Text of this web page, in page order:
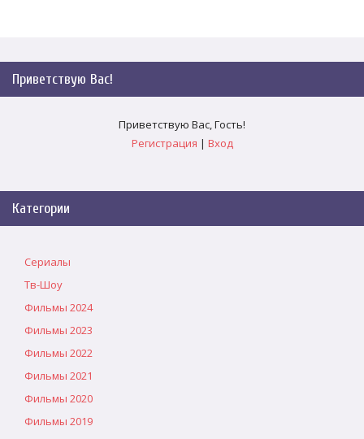
Приветствую Вас!
Приветствую Вас,Гость!
Регистрация | Вход
Категории
Сериалы
Тв-Шоу
Фильмы 2024
Фильмы 2023
Фильмы 2022
Фильмы 2021
Фильмы 2020
Фильмы 2019